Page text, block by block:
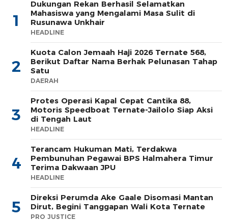
1
Dukungan Rekan Berhasil Selamatkan
Mahasiswa yang Mengalami Masa Sulit di
Rusunawa Unkhair
HEADLINE
2
Kuota Calon Jemaah Haji 2026 Ternate 568,
Berikut Daftar Nama Berhak Pelunasan Tahap
Satu
DAERAH
3
Protes Operasi Kapal Cepat Cantika 88,
Motoris Speedboat Ternate-Jailolo Siap Aksi
di Tengah Laut
HEADLINE
4
Terancam Hukuman Mati, Terdakwa
Pembunuhan Pegawai BPS Halmahera Timur
Terima Dakwaan JPU
HEADLINE
5
Direksi Perumda Ake Gaale Disomasi Mantan
Dirut, Begini Tanggapan Wali Kota Ternate
PRO JUSTICE